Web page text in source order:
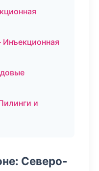
и
Северо-